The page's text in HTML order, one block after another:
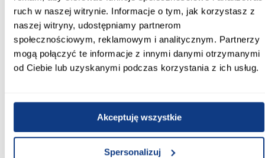
ruch w naszej witrynie. Informacje o tym, jak korzystasz z
naszej witryny, udostępniamy partnerom
społecznościowym, reklamowym i analitycznym. Partnerzy
mogą połączyć te informacje z innymi danymi otrzymanymi
od Ciebie lub uzyskanymi podczas korzystania z ich usług.
Akceptuję wszystkie
Spersonalizuj
przegrzewania podczas snu. Materiał pozostaje przewiewny i
przyjemny w kontakcie ze skórą, dlatego topper sprawdzi się
także u osób mających tendencję do nadmiernego pocenia się w
nocy. Zastosowana tkanina posiada certyfikaty Allergy UK oraz
OEKO-TEX®, potwierdzające bezpieczeństwo użytkowania i brak
szkodliwych substancji.
ochrony i odświeżenia materaca głównego
Topper Pure 120x200 może pełnić kilka funkcji jednocześnie.
Oprócz poprawy wygody pomaga zabezpieczyć powierzchnię
przydatne w przypadku nowych materacy, które wymagają